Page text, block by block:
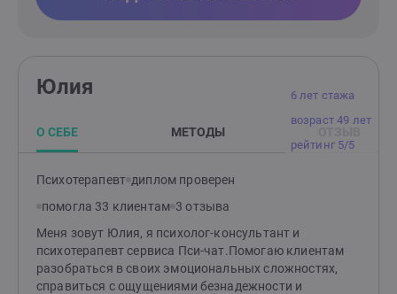
6 лет стажа
возраст 49 лет
рейтинг 5/5
Юлия
О СЕБЕ МЕТОДЫ
Психотерапевт диплом проверен
помогла 33 клиентам 3 отзыва
Меня зовут Юлия, я психолог-консультант и
психотерапевт сервиса Пси-чат.Помогаю клиентам
разобраться в своих эмоциональных сложностях,
справиться с ощущениями безнадежности и